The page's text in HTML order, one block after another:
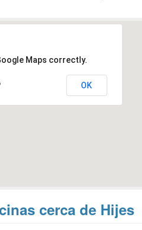
Maps correctly.
OK
cerca de Hijes